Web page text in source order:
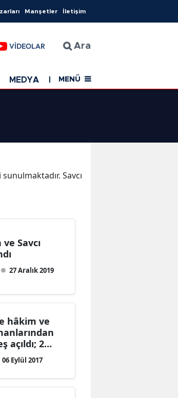
Manşetler İletişim
VİDEOLAR Ara
MEDYA EĞİTİM SAĞLIK
MENÜ
Savcı
Savcı
27 Aralık 2019
hâkim ve
açıldı; 2
06 Eylül 2017